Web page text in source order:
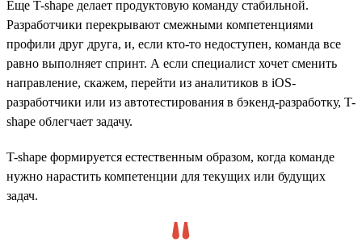
Еще T-shape делает продуктовую команду стабильной.
Разработчики перекрывают смежными компетенциями
профили друг друга, и, если кто-то недоступен, команда все
равно выполняет спринт. А если специалист хочет сменить
направление, скажем, перейти из аналитиков в iOS-
разработчики или из автотестирования в бэкенд-разработку, T-
shape облегчает задачу.
T-shape формируется естественным образом, когда команде
нужно нарастить компетенции для текущих или будущих
задач.